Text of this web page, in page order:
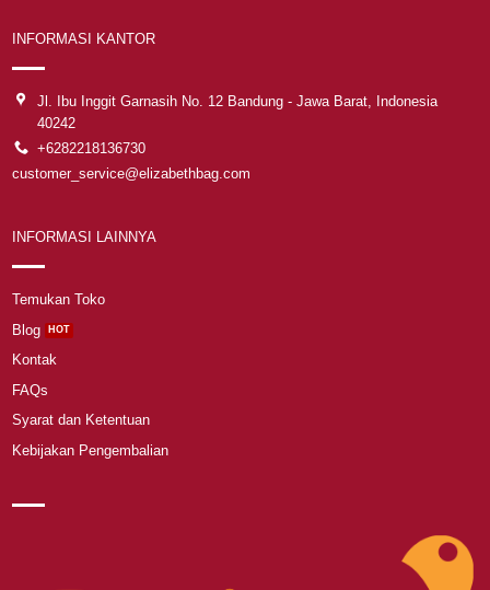
INFORMASI KANTOR
Jl. Ibu Inggit Garnasih No. 12 Bandung - Jawa Barat, Indonesia
40242
+6282218136730
customer_service@elizabethbag.com
INFORMASI LAINNYA
Temukan Toko
Blog
Kontak
FAQs
Syarat dan Ketentuan
Kebijakan Pengembalian